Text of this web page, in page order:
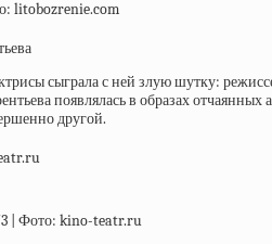
сыграла с ней злую шутку:
появлялась в образах
другой.